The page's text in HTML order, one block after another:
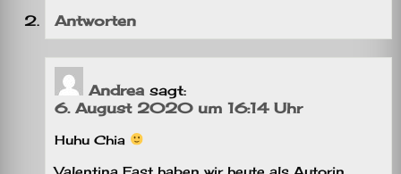
Antworten
Andrea sagt:
6. August 2020 um 16:14 Uhr
Huhu Chia
Valentina Fast haben wir heute als Autorin